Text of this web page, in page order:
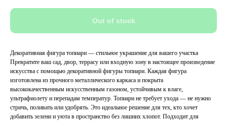
Out of stock
Декоративная фигура топиари — стильное украшение для вашего участка
Превратите ваш сад, двор, террасу или входную зону в настоящее произведение
искусства с помощью декоративной фигуры топиари. Каждая фигура
изготовлена из прочного металлического каркаса и покрыта
высококачественным искусственным газоном, устойчивым к влаге,
ультрафиолету и перепадам температур. Топиари не требует ухода — не нужно
стричь, поливать или удобрять. Это идеальное решение для тех, кто хочет
добавить зелени и уюта в пространство без лишних хлопот. Подходит для